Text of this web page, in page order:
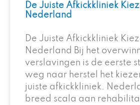
De Juiste Afkickkliniek
Nederland
De Juiste Afkickkliniek
Nederland Bij het
verslavingen is de eerste
weg naar herstel het
juiste afkickkliniek.
breed scala aan